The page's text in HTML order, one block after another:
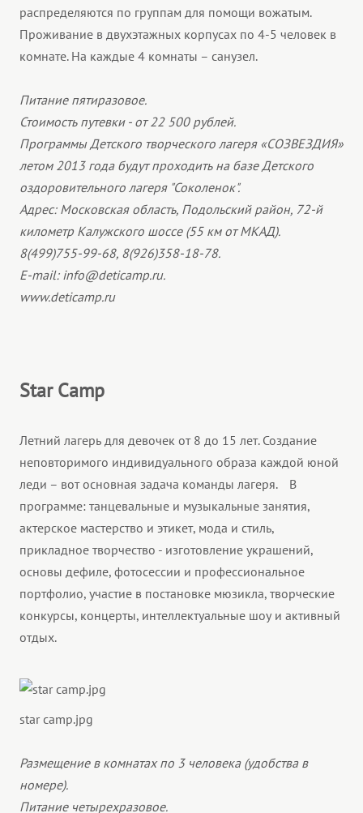
распределяются по группам для помощи вожатым.
Проживание в двухэтажных корпусах по 4-5 человек в
комнате. На каждые 4 комнаты – санузел.
Питание пятиразовое.
Стоимость путевки - от 22 500 рублей.
Программы Детского творческого лагеря «СОЗВЕЗДИЯ»
летом 2013 года будут проходить на базе Детского
оздоровительного лагеря "Соколенок".
Адрес: Московская область, Подольский район, 72-й
километр Калужского шоссе (55 км от МКАД).
8(499)755-99-68, 8(926)358-18-78.
Е-mail: info@deticamp.ru.
www.deticamp.ru
Star Camp
Летний лагерь для девочек от 8 до 15 лет. Создание
неповторимого индивидуального образа каждой юной
леди – вот основная задача команды лагеря. В
программе: танцевальные и музыкальные занятия,
актерское мастерство и этикет, мода и стиль,
прикладное творчество - изготовление украшений,
основы дефиле, фотосессии и профессиональное
портфолио, участие в постановке мюзикла, творческие
конкурсы, концерты, интеллектуальные шоу и активный
отдых.
star camp.jpg
Размещение в комнатах по 3 человека (удобства в
номере).
Питание четырехразовое.